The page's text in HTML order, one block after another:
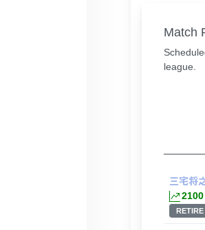
Match
league.
三宅将
2100
RETIRE